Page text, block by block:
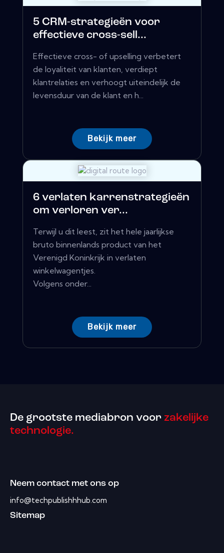
5 CRM-strategieën voor
effectieve cross-sell...
Effectieve cross- of upselling verbetert
de loyaliteit van klanten, verdiept
klantrelaties en verhoogt uiteindelijk de
levensduur van de klant en h...
Bekijk meer
6 verlaten karrenstrategieën
om verloren ver...
Terwijl u dit leest, zit het hele jaarlijkse
bruto binnenlands product van het
Verenigd Koninkrijk in verlaten
winkelwagentjes.
Volgens onder...
Bekijk meer
De grootste mediabron voor zakelijke
technologie.
Neem contact met ons op
info@techpublishhhub.com
Sitemap